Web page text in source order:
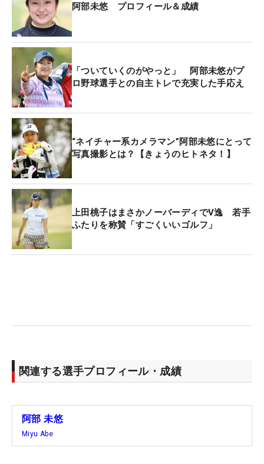
阿部未悠 プロフィール＆成績
「ついていくのがやっと」 阿部未悠がプ
ロ野球選手との自主トレで充実した手応え
“ネイチャー系カメラマン”阿部未悠にとって
写真撮影とは？【きょうのヒトネタ！】
上田桃子はまさかノーバーディでV逸 若手
ふたりを称賛「すごくいいゴルフ」
関連する選手プロフィール・成績
阿部 未悠
Miyu Abe